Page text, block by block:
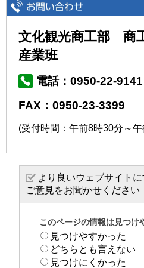
文化観光商工部 商
産業班
電話：0950-22-9141
FAX：0950-23-3399
(受付時間：午前8時30分～
より良いウェブサイト
ご意見をお聞かせください
このページの情報は見つけ
見つけやすかった
どちらとも言えない
見つけにくかった